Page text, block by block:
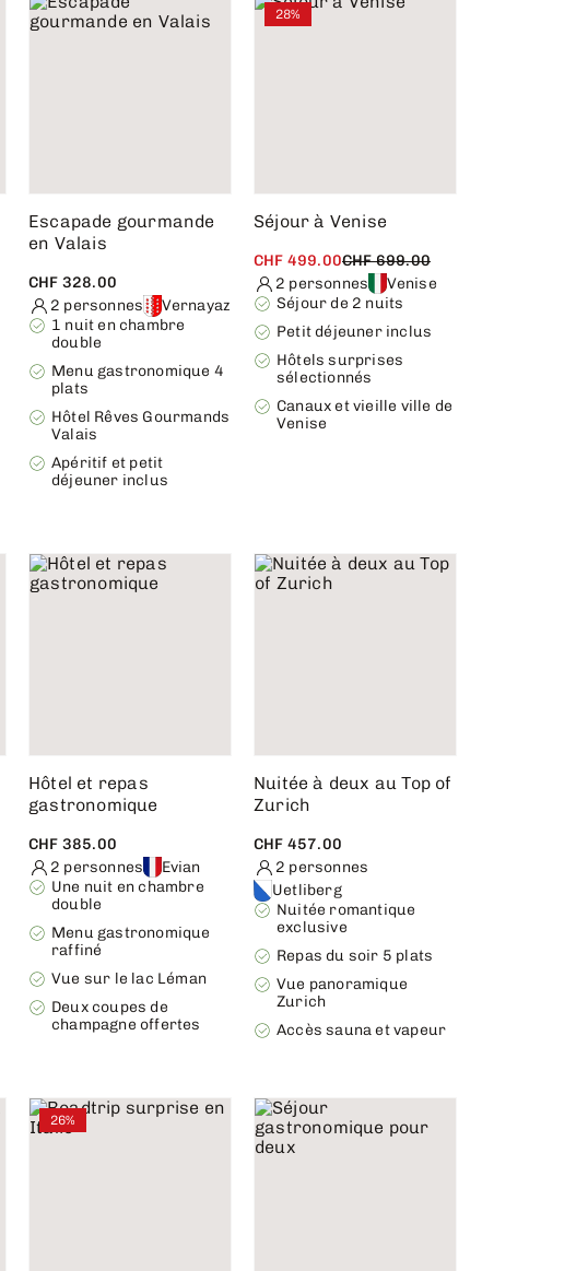
Escapade gourmande
en Valais
CHF 328.00
2 personnes
Vernayaz
1 nuit en chambre
double
Menu gastronomique 4
plats
Hôtel Rêves Gourmands
Valais
Apéritif et petit
déjeuner inclus
28%
Séjour à Venise
CHF 499.00CHF 699.00
2 personnes
Venise
Séjour de 2 nuits
Petit déjeuner inclus
Hôtels surprises
sélectionnés
Canaux et vieille ville de
Venise
Hôtel et repas
gastronomique
CHF 385.00
2 personnes
Evian
Une nuit en chambre
double
Menu gastronomique
raffiné
Vue sur le lac Léman
Deux coupes de
champagne offertes
Nuitée à deux au Top of
Zurich
CHF 457.00
2 personnes
Uetliberg
Nuitée romantique
exclusive
Repas du soir 5 plats
Vue panoramique
Zurich
Accès sauna et vapeur
26%